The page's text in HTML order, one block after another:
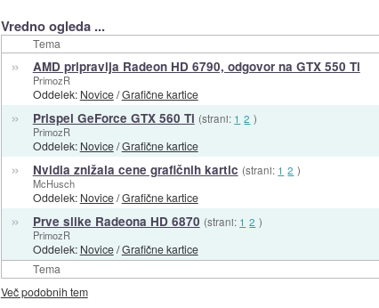
Vredno ogleda ...
Tema
Tema
» AMD pripravlja Radeon HD 6790, odgovor na GTX 550 Ti
PrimozR
Oddelek: Novice/Grafične kartice
» Prispel GeForce GTX 560 Ti (strani: 1 2 )
PrimozR
Oddelek: Novice/Grafične kartice
» Nvidia znižala cene grafičnih kartic (strani: 1 2 )
McHusch
Oddelek: Novice/Grafične kartice
» Prve slike Radeona HD 6870 (strani: 1 2 )
PrimozR
Oddelek: Novice/Grafične kartice
Več podobnih tem